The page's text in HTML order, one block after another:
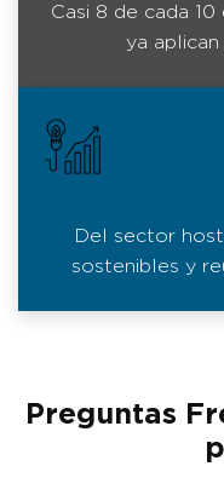
Casi 8 de cada
ya
Del sector
sostenibles y
Preguntas